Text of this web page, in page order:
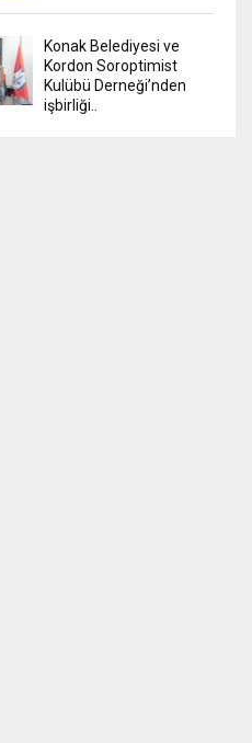
Konak Belediyesi ve
Kordon Soroptimist
Kulübü Derneği’nden
işbirliği..